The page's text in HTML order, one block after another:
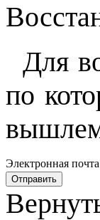
Для
по
Электронная почта